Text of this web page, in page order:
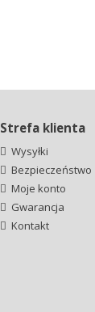
Strefa klienta
Wysyłki
Bezpieczeństwo
Moje konto
Gwarancja
Kontakt